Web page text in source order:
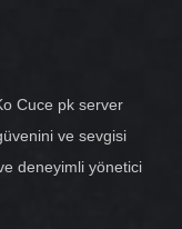
Cuce pk server
ve sevgisi
deneyimli yönetici